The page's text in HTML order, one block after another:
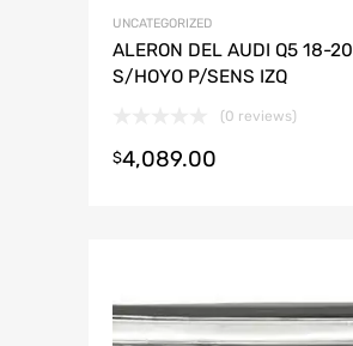
UNCATEGORIZED
ALERON DEL AUDI Q5 18-20
S/HOYO P/SENS IZQ
(0 reviews)
$4,089.00